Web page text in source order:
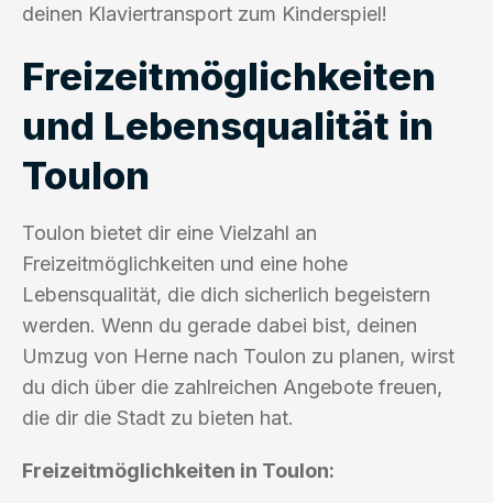
deinen Klaviertransport zum Kinderspiel!
Freizeitmöglichkeiten
und Lebensqualität in
Toulon
Toulon bietet dir eine Vielzahl an
Freizeitmöglichkeiten und eine hohe
Lebensqualität, die dich sicherlich begeistern
werden. Wenn du gerade dabei bist, deinen
Umzug von Herne nach Toulon zu planen, wirst
du dich über die zahlreichen Angebote freuen,
die dir die Stadt zu bieten hat.
Freizeitmöglichkeiten in Toulon: